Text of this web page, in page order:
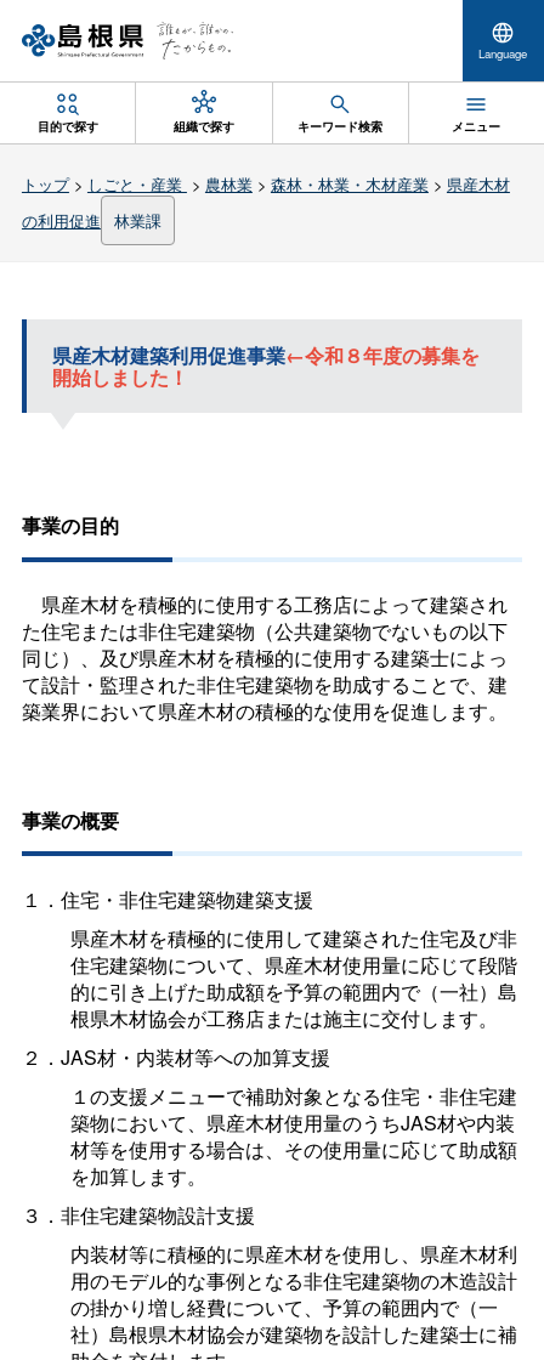
Language
目的で探す 組織で探す キーワード検索 メニュー
トップ> しごと・産業 > 農林業> 森林・林業・木材産業> 県産木材
の利用促進
林業課
県産木材建築利用促進事業←令和８年度の募集を
開始しました！
事業の目的
県産木材を積極的に使用する工務店によって建築され
た住宅または非住宅建築物（公共建築物でないもの以下
同じ）、及び県産木材を積極的に使用する建築士によっ
て設計・監理された非住宅建築物を助成することで、建
築業界において県産木材の積極的な使用を促進します。
事業の概要
１．住宅・非住宅建築物建築支援
県産木材を積極的に使用して建築された住宅及び非
住宅建築物について、県産木材使用量に応じて段階
的に引き上げた助成額を予算の範囲内で（一社）島
根県木材協会が工務店または施主に交付します。
２．JAS材・内装材等への加算支援
１の支援メニューで補助対象となる住宅・非住宅建
築物において、県産木材使用量のうちJAS材や内装
材等を使用する場合は、その使用量に応じて助成額
を加算します。
３．非住宅建築物設計支援
内装材等に積極的に県産木材を使用し、県産木材利
用のモデル的な事例となる非住宅建築物の木造設計
の掛かり増し経費について、予算の範囲内で（一
社）島根県木材協会が建築物を設計した建築士に補